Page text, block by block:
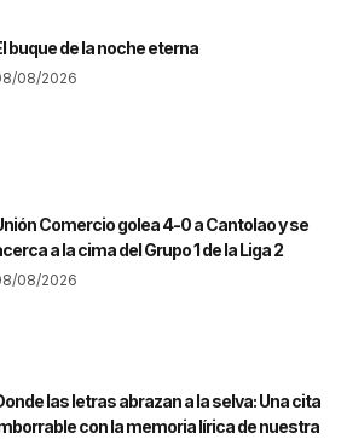
buque de la noche eterna
08/2026
Comercio golea 4-0 a Cantolao y se
a la cima del Grupo 1 de la Liga 2
08/2026
las letras abrazan a la selva: Una cita
con la memoria lírica de nuestra